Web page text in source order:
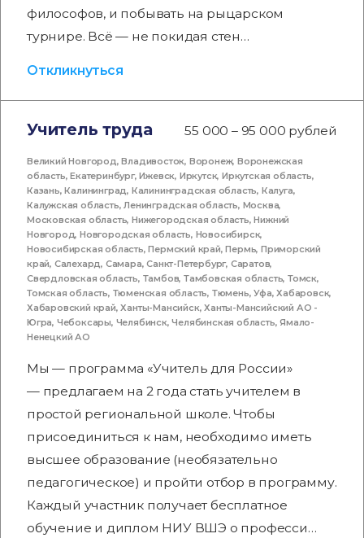
философов, и побывать на рыцарском
турнире. Всё — не покидая стен…
Откликнуться
Учитель труда 55 000 – 95 000 рублей
Великий Новгород,Владивосток, Воронеж,Воронежская
область,Екатеринбург,Ижевск, Иркутск,Иркутская область,
Казань,Калининград, Калининградская область, Калуга,
Калужская область,Ленинградская область, Москва,
Московская область,Нижегородская область,Нижний
Новгород,Новгородская область, Новосибирск,
Новосибирская область,Пермский край,Пермь,Приморский
край, Салехард, Самара,Санкт-Петербург, Саратов,
Свердловская область, Тамбов,Тамбовская область,Томск,
Томская область, Тюменская область, Тюмень,Уфа,Хабаровск,
Хабаровский край,Ханты-Мансийск,Ханты-Мансийский АО -
Югра, Чебоксары, Челябинск,Челябинская область,Ямало-
Ненецкий АО
Мы — программа «Учитель для России»
— предлагаем на 2 года стать учителем в
простой региональной школе. Чтобы
присоединиться к нам, необходимо иметь
высшее образование (необязательно
педагогическое) и пройти отбор в программу.
Каждый участник получает бесплатное
обучение и диплом НИУ ВШЭ о професси…